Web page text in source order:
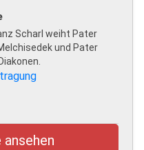
Scharl weiht Pater
und Pater